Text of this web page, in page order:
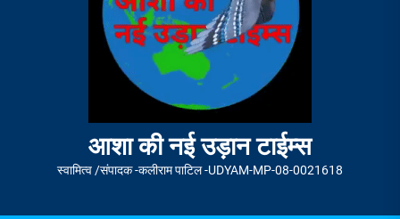
आशा की नई उड़ान टाईम्स
स्वामित्व /संपादक -कलीराम पाटिल -UDYAM-MP-08-0021618